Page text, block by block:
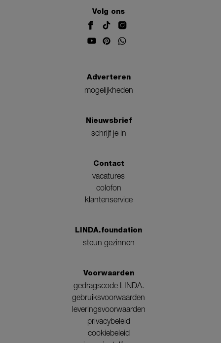
Volg ons
Adverteren
mogelijkheden
Nieuwsbrief
schrijf je in
Contact
vacatures
colofon
klantenservice
LINDA.foundation
steun gezinnen
Voorwaarden
gedragscode LINDA.
gebruiksvoorwaarden
leveringsvoorwaarden
privacybeleid
cookiebeleid